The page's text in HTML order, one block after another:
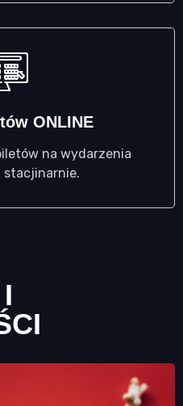
ONLINE
na wydarzenia
stacjinarnie.